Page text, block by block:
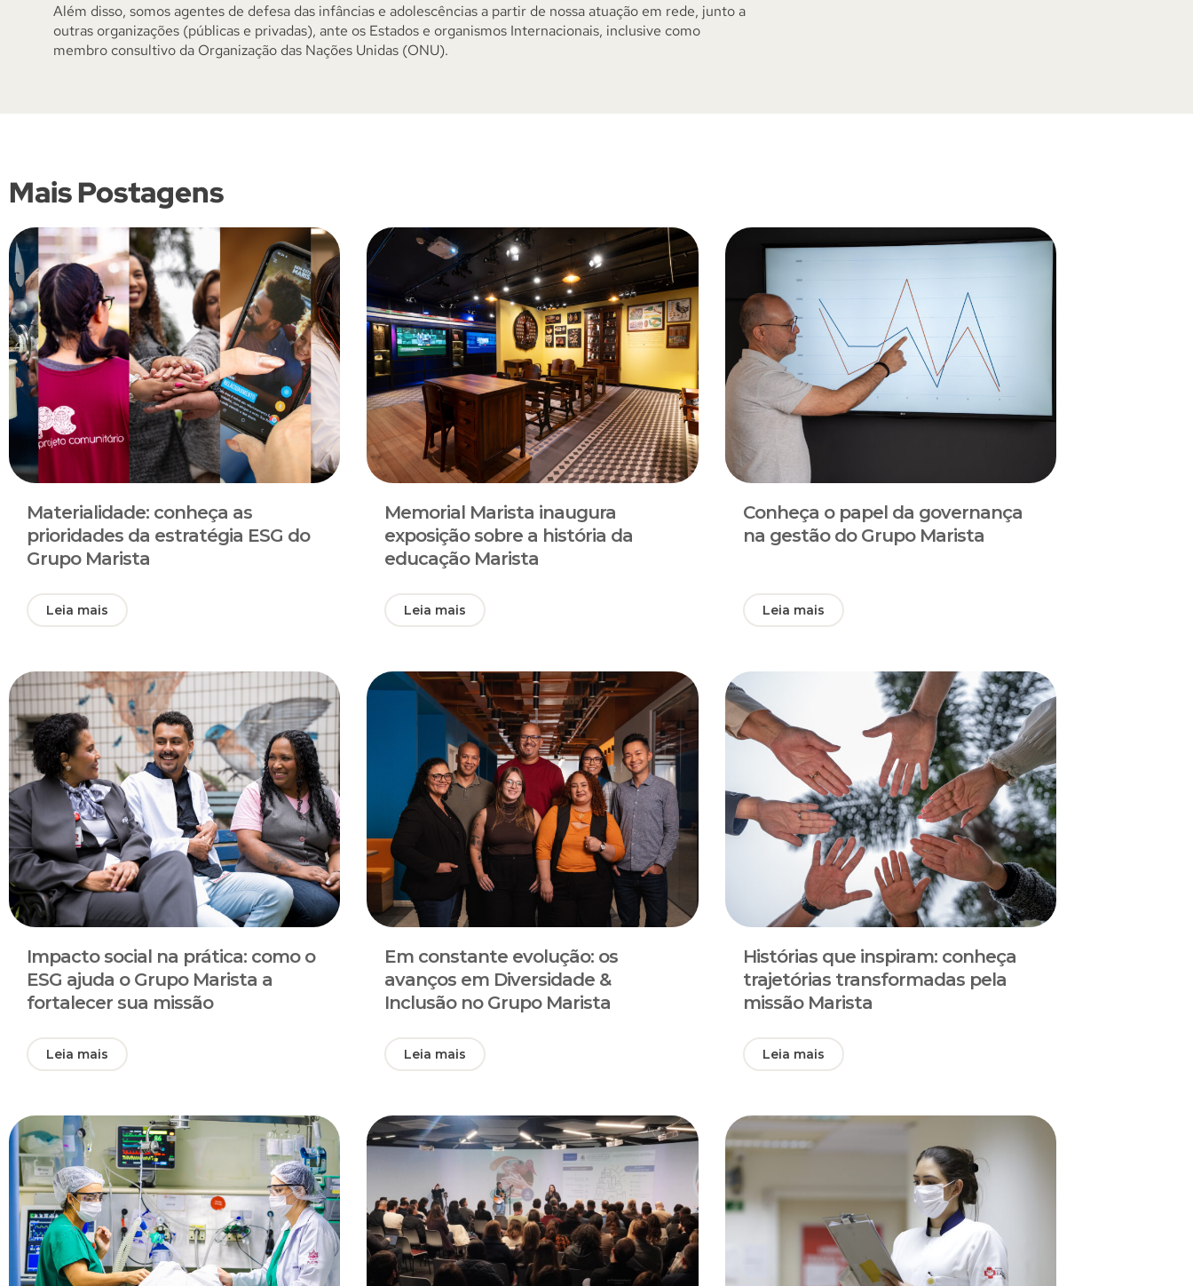
Além disso, somos agentes de defesa das infâncias e adolescências a partir de nossa atuação em rede, junto a
outras organizações (públicas e privadas), ante os Estados e organismos Internacionais, inclusive como
membro consultivo da Organização das Nações Unidas (ONU).
Mais Postagens
Materialidade: conheça as
prioridades da estratégia ESG do
Grupo Marista
Leia mais
Memorial Marista inaugura
exposição sobre a história da
educação Marista
Leia mais
Conheça o papel da governança
na gestão do Grupo Marista
Leia mais
Impacto social na prática: como o
ESG ajuda o Grupo Marista a
fortalecer sua missão
Leia mais
Em constante evolução: os
avanços em Diversidade &
Inclusão no Grupo Marista
Leia mais
Histórias que inspiram: conheça
trajetórias transformadas pela
missão Marista
Leia mais